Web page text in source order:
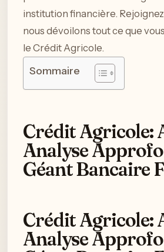
institution financière.
nous dévoilons tout ce que
le Crédit Agricole.
Sommaire
Crédit Agricole:
Analyse
Géant Bancaire
Crédit Agricole:
Analyse